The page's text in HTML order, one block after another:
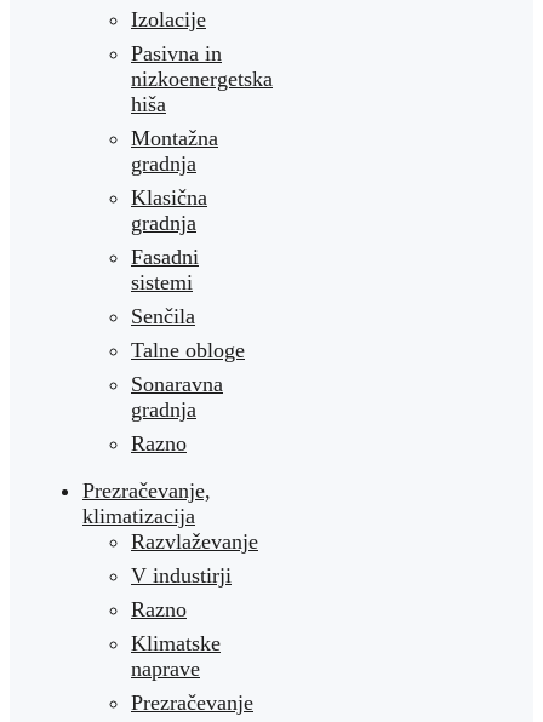
Izolacije
Pasivna in
nizkoenergetska
hiša
Montažna
gradnja
Klasična
gradnja
Fasadni
sistemi
Senčila
Talne obloge
Sonaravna
gradnja
Razno
Prezračevanje,
klimatizacija
Razvlaževanje
V industirji
Razno
Klimatske
naprave
Prezračevanje